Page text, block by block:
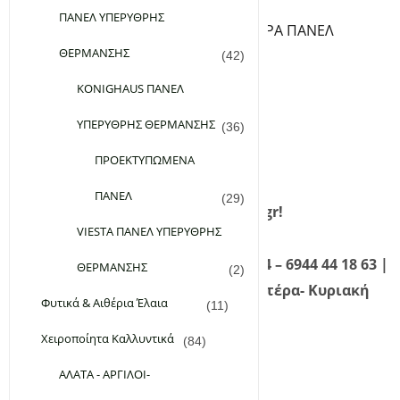
ΒΑΣΕΙΣ ΔΑΠΕΔΟΥ ΓΙΑ ΥΠΕΡΥΘΡA ΠΑΝΕΛ
ΘΕΡΜΑΙΝΟΜΕΝΑ ΧΑΛΑΚΙΑ
Εταιρεία
Καλώς ήρθατε στο planetgreen.gr!
Καλέστε μας τώρα! 210 98 28 134 – 6944 44 18 63 |
Τηλεφωνική Εξυπηρέτηση: Δευτέρα- Κυριακή
09:00 – 21:00
ΠΑΝΕΛ ΥΠΕΡΥΘΡΗΣ
ΘΕΡΜΑΝΣΗΣ (42)
KONIGHAUS ΠΑΝΕΛ
ΥΠΕΡΥΘΡΗΣ ΘΕΡΜΑΝΣΗΣ (36)
ΠΡΟΕΚΤΥΠΩΜΕΝΑ
ΠΑΝΕΛ (29)
VIESTA ΠΑΝΕΛ ΥΠΕΡΥΘΡΗΣ
ΘΕΡΜΑΝΣΗΣ (2)
Φυτικά & Αιθέρια Έλαια (11)
Χειροποίητα Καλλυντικά (84)
ΑΛΑΤΑ - ΑΡΓΙΛΟΙ-